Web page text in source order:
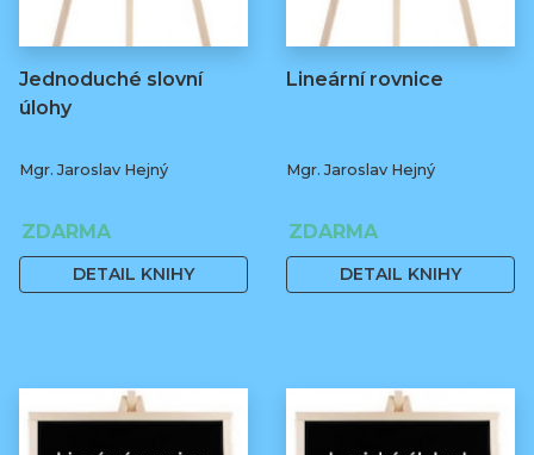
Jednoduché slovní
úlohy
Mgr. Jaroslav Hejný
ZDARMA
DETAIL KNIHY
Lineární rovnice
Mgr. Jaroslav Hejný
ZDARMA
DETAIL KNIHY